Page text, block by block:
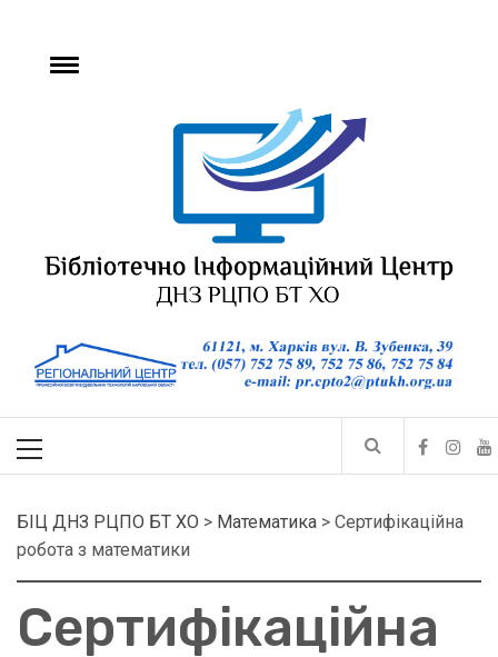
БІЦ ДНЗ РЦПО БТ
БІЦ ДНЗ РЦПО БТ ХО > Математика > Сертифікаційна
робота з математики
Сертифікаційна